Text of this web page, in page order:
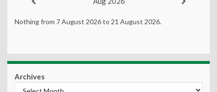
Nothing from 7 August 2026 to 21 August 2026.
Archives